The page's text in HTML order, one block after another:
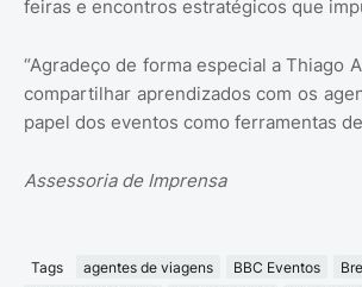
feiras e encontros estratégicos que
“Agradeço de forma especial a Thiago
compartilhar aprendizados com os
papel dos eventos como ferramentas
Assessoria de Imprensa
Tags agentes de viagens BBC Eventos